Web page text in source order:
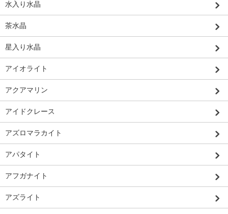
水入り水晶
茶水晶
星入り水晶
アイオライト
アクアマリン
アイドクレース
アズロマラカイト
アパタイト
アフガナイト
アズライト